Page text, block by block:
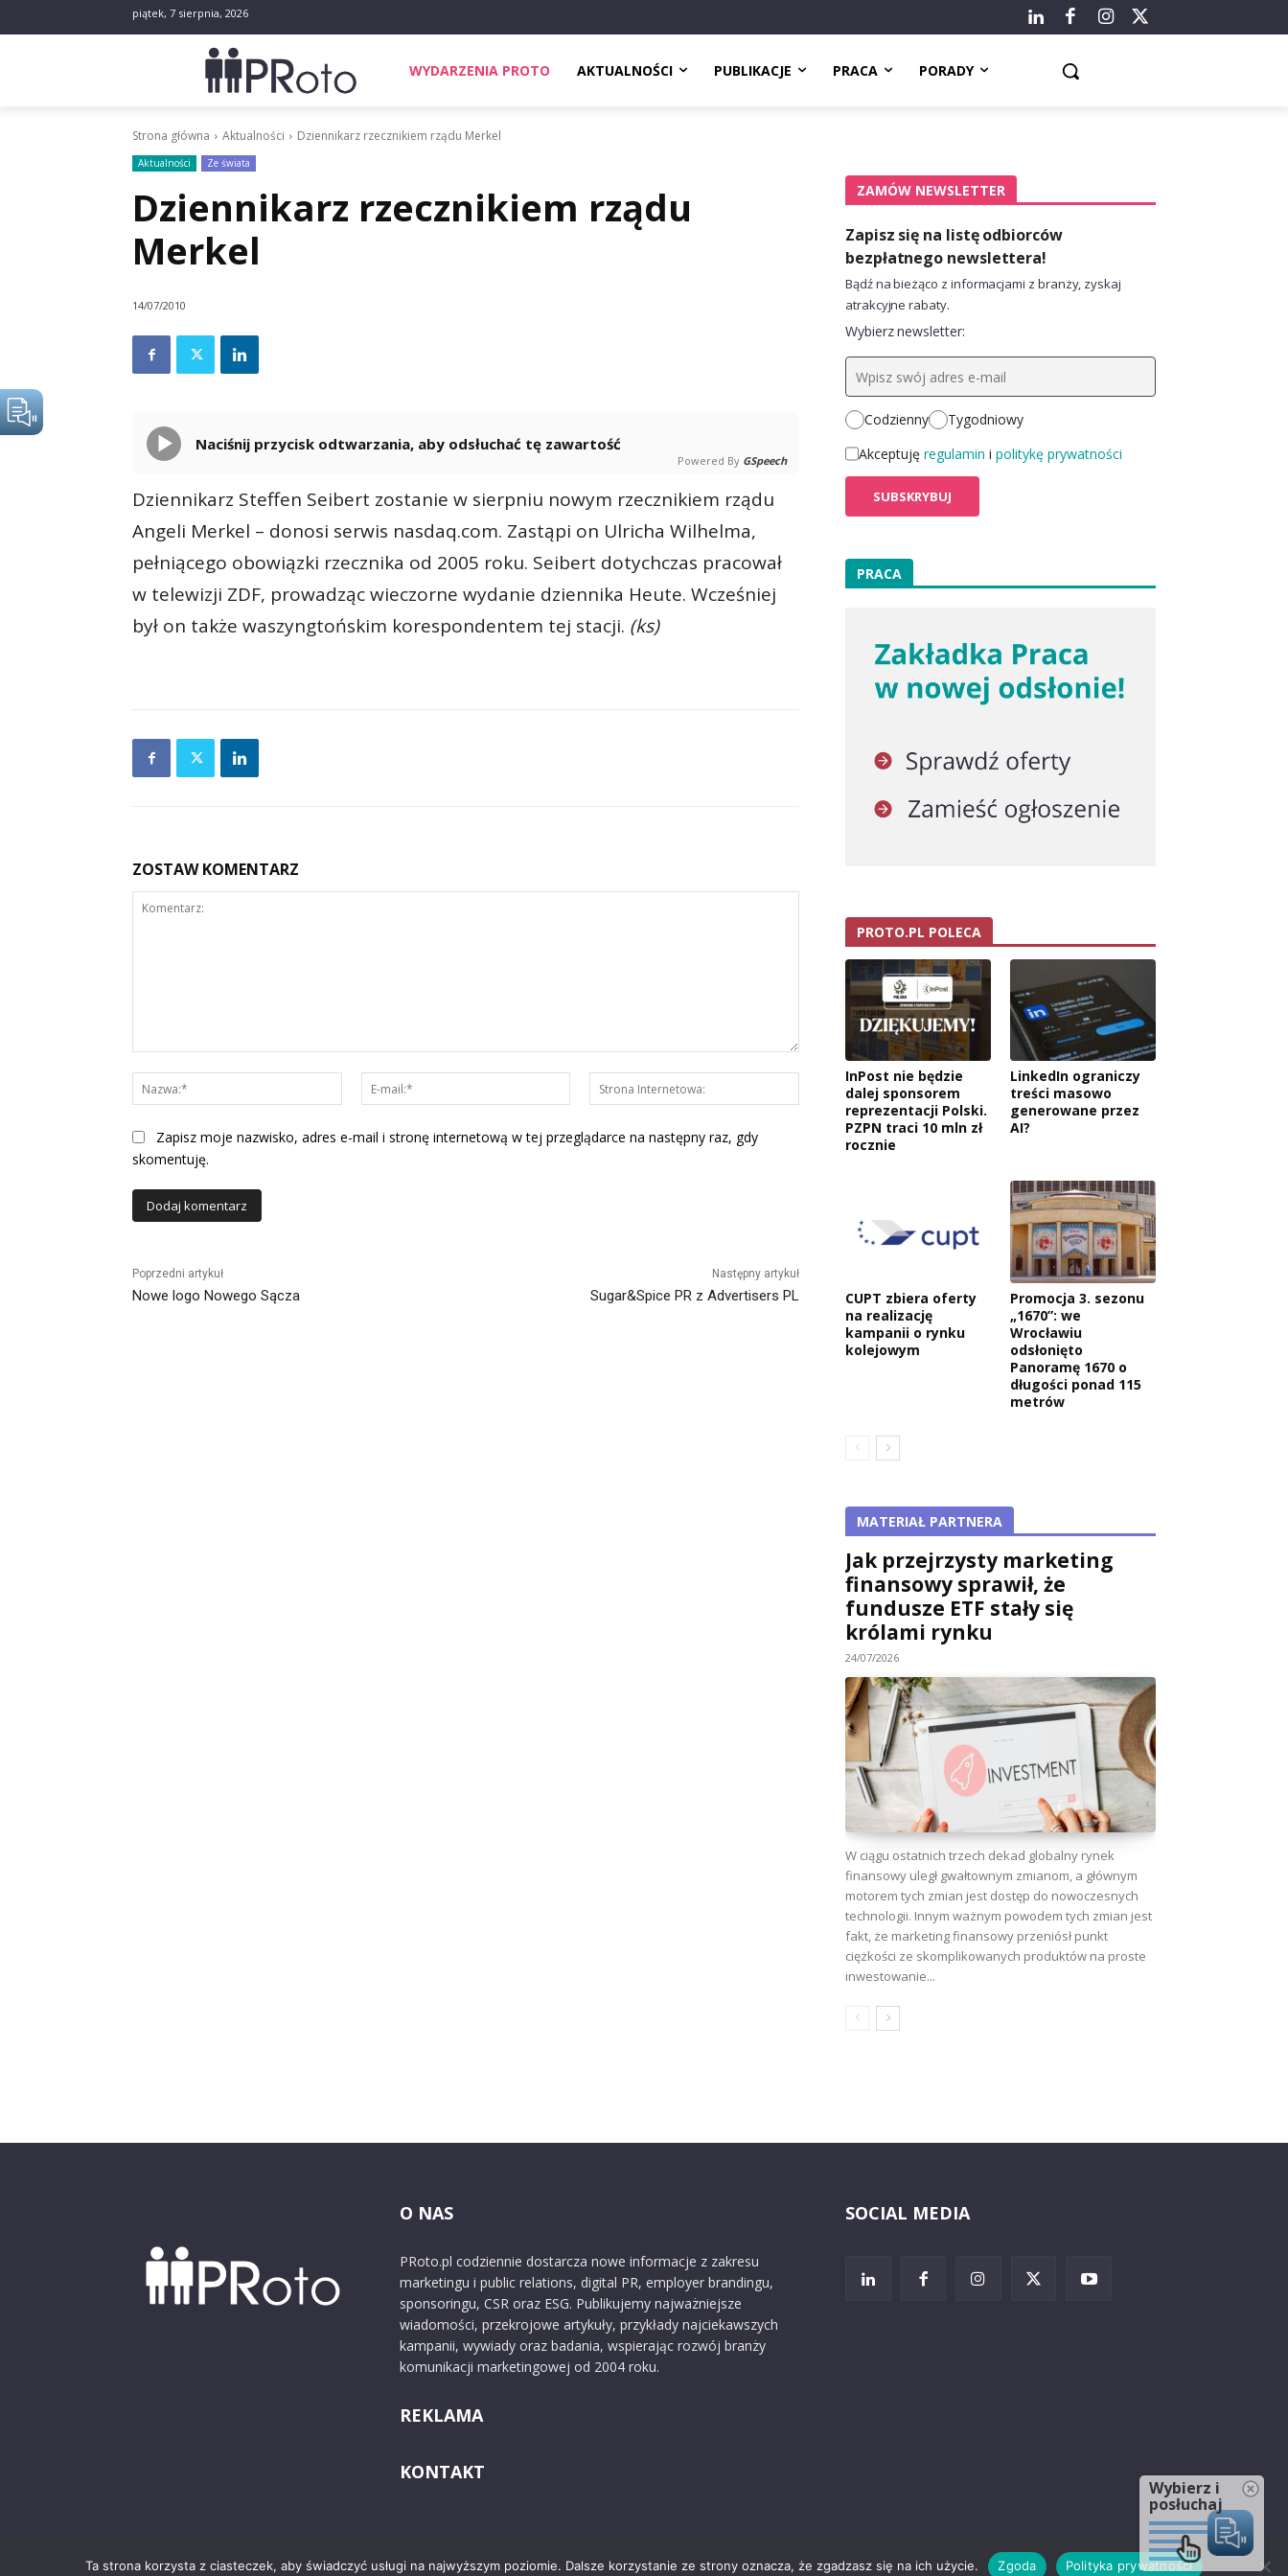
piątek, 7 sierpnia, 2026
WYDARZENIA PROTO AKTUALNOŚCI PUBLIKACJE PRACA PORADY
Strona główna Aktualności Dziennikarz rzecznikiem rządu Merkel
Aktualności Ze świata
Dziennikarz rzecznikiem rządu
Merkel
14/07/2010
Naciśnij przycisk odtwarzania, aby odsłuchać tę zawartość
Powered By GSpeech
Dziennikarz Steffen Seibert zostanie w sierpniu nowym rzecznikiem rządu
Angeli Merkel – donosi serwis nasdaq.com. Zastąpi on Ulricha Wilhelma,
pełniącego obowiązki rzecznika od 2005 roku. Seibert dotychczas pracował
w telewizji ZDF, prowadząc wieczorne wydanie dziennika Heute. Wcześniej
był on także waszyngtońskim korespondentem tej stacji. (ks)
ZOSTAW KOMENTARZ
Nazwa:*
mail:*
Internetowa:
Zapisz moje nazwisko, adres e-mail i stronę internetową w tej przeglądarce na następny raz, gdy
skomentuję.
Poprzedni artykuł
Nowe logo Nowego Sącza
Następny artykuł
Sugar&Spice PR z Advertisers PL
ZAMÓW NEWSLETTER
Zapisz się na listę odbiorców
bezpłatnego newslettera!
Bądź na bieżąco z informacjami z branży, zyskaj
atrakcyjne rabaty.
Wybierz newsletter:
Codzienny
Tygodniowy
Akceptuję regulamin i politykę prywatności
PRACA
PROTO.PL POLECA
InPost nie będzie
dalej sponsorem
reprezentacji Polski.
PZPN traci 10 mln zł
rocznie
LinkedIn ograniczy
treści masowo
generowane przez
AI?
CUPT zbiera oferty
na realizację
kampanii o rynku
kolejowym
Promocja 3. sezonu
„1670”: we
Wrocławiu
odsłonięto
Panoramę 1670 o
długości ponad 115
metrów
MATERIAŁ PARTNERA
Jak przejrzysty marketing
finansowy sprawił, że
fundusze ETF stały się
królami rynku
24/07/2026
W ciągu ostatnich trzech dekad globalny rynek
finansowy uległ gwałtownym zmianom, a głównym
motorem tych zmian jest dostęp do nowoczesnych
technologii. Innym ważnym powodem tych zmian jest
fakt, że marketing finansowy przeniósł punkt
ciężkości ze skomplikowanych produktów na proste
inwestowanie...
O NAS
PRoto.pl codziennie dostarcza nowe informacje z zakresu
marketingu i public relations, digital PR, employer brandingu,
sponsoringu, CSR oraz ESG. Publikujemy najważniejsze
wiadomości, przekrojowe artykuły, przykłady najciekawszych
kampanii, wywiady oraz badania, wspierając rozwój branży
komunikacji marketingowej od 2004 roku.
REKLAMA
KONTAKT
SOCIAL MEDIA
Ta strona korzysta z ciasteczek, aby świadczyć usługi na najwyższym poziomie. Dalsze korzystanie ze strony oznacza, że zgadzasz się na ich użycie. Zgoda Polityka prywatności
Wybierz i
posłuchaj